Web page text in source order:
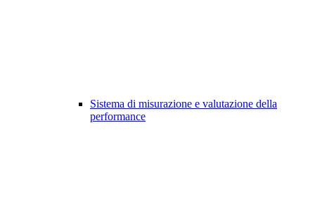
Sistema di misurazione e valutazione della
performance